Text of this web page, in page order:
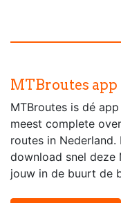
MTBroutes app
MTBroutes is dé
meest complete
routes in
download snel deze
jouw in de buurt de